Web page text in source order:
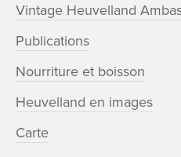
Vintage Heuvelland
Publications
Nourriture et boisson
Heuvelland en images
Carte